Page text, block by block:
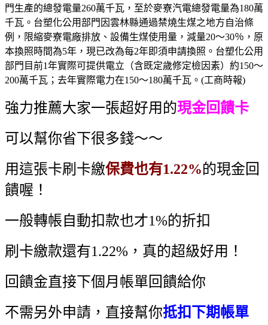
門生產的總發電量260萬千瓦，至於麥寮汽電總發電量為180萬
千瓦。台塑化公用部門因雲林縣通過禁燒生煤之地方自治條
例，限縮麥寮電廠排放、設備生煤使用量，減量20～30％，原
本換照時間為5年，現已改為每2年即須申請換照。台塑化公用
部門目前1年實際可提供電立（含既定歲修定檢因素）約150～
200萬千瓦；去年實際電力在150～180萬千瓦。(工商時報)
強力推薦大家一張超好用的現金回饋卡
可以幫你省下很多錢～～
用這張卡刷卡繳保費也有1.22%的現金回
饋喔！
一般轉帳自動扣款也才1%的折扣
刷卡繳款還有1.22%，真的超級好用！
回饋金直接下個月帳單回饋給你
不需另外申請，直接幫你抵扣下期帳單